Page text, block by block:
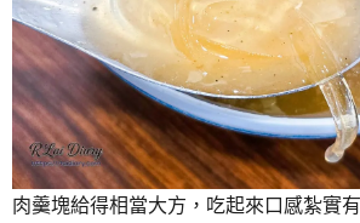
肉羹塊給得相當大方，吃起來口感紮實